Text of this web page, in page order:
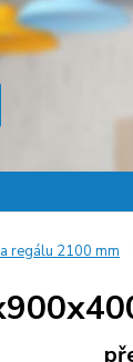
regálu 2100 mm